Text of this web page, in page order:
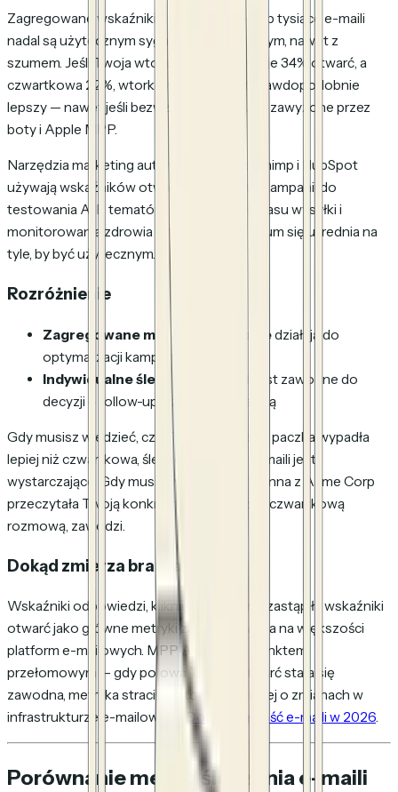
Zagregowane wskaźniki otwarć na setki lub tysiące e-maili
nadal są użytecznym sygnałem kierunkowym, nawet z
szumem. Jeśli Twoja wtorkowa wysyłka daje 34% otwarć, a
czwartkowa 22%, wtorkowy termin jest prawdopodobnie
lepszy — nawet jeśli bezwzględne liczby są zawyżone przez
boty i Apple MPP.
Narzędzia marketing automation jak Mailchimp i HubSpot
używają wskaźników otwarć na poziomie kampanii do
testowania A/B tematów, optymalizacji czasu wysyłki i
monitorowania zdrowia listy. W tej skali szum się uśrednia na
tyle, by być użytecznym.
Rozróżnienie
Zagregowane metryki e-mailowedziałają do
optymalizacji kampanii
Indywidualne śledzenie e-maili
jest zawodne do
decyzji o follow-upie z wysoką stawką
Gdy musisz wiedzieć, czy Twoja wtorkowa paczka wypadła
lepiej niż czwartkowa, śledzenie otwarć e-maili jest
wystarczające. Gdy musisz wiedzieć, czy
Anna z Acme Corp
przeczytała Twoją konkretną ofertę
przed czwartkową
rozmową, zawodzi.
Dokąd zmierza branża
Wskaźniki odpowiedzi, kliknięć i konwersji zastąpiły wskaźniki
otwarć jako główne metryki zaangażowania na większości
platform e-mailowych. MPP Apple było punktem
przełomowym — gdy połowa Twoich otwarć stała się
zawodna, metryka straciła autorytet. Więcej o zmianach w
infrastrukturze e-mailowej w Dostarczalność e-maili w 2026.
Porównanie metod śledzenia e-maili